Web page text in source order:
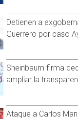
Detienen a
Guerrero por caso
Sheinbaum firma
ampliar la
Ataque a Carlos